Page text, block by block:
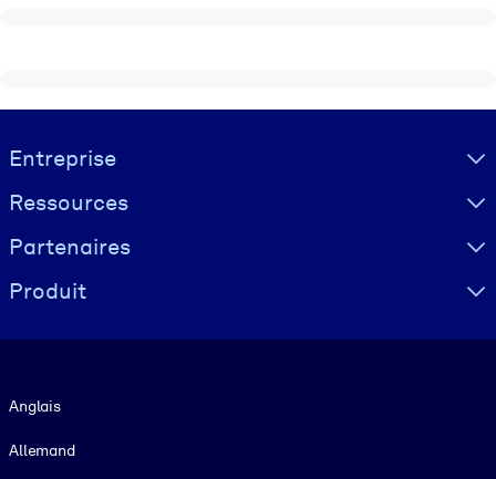
Visually hidden Text
Entreprise
Ressources
Partenaires
Produit
Anglais
Allemand